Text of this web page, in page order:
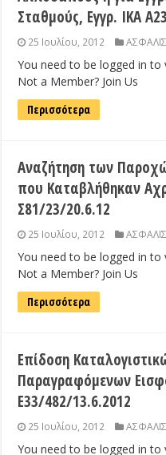
Σταθμούς, Εγγρ. ΙΚΑ
25 Ιουλίου, 2012
You need to be logged in to
Not a Member? Join Us
Περισσότερα
Αναζήτηση των
που Καταβλήθηκαν
Σ81/23/20.6.12
25 Ιουλίου, 2012
You need to be logged in to
Not a Member? Join Us
Περισσότερα
Επίδοση
Παραγραφόμενων
Ε33/482/13.6.2012
25 Ιουλίου, 2012
You need to be logged in to